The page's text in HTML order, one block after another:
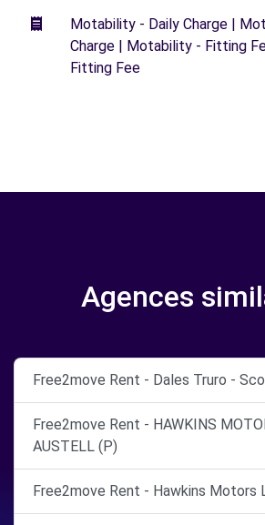
Motability - Daily Charge |
Charge | Motability - Fitting
Fitting Fee
Agences
Free2move Rent - Dales Truro -
Free2move Rent - HAWKINS
AUSTELL (P)
Free2move Rent - Hawkins Motors